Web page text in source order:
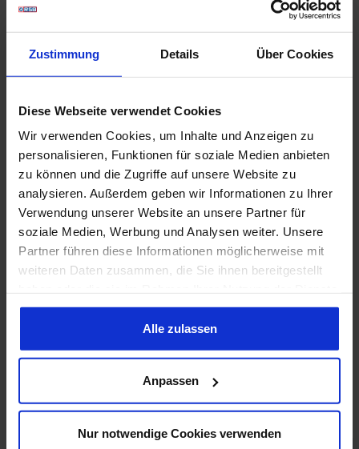
Zustimmung Details Über Cookies
Diese Webseite verwendet Cookies
Wir verwenden Cookies, um Inhalte und Anzeigen zu
personalisieren, Funktionen für soziale Medien anbieten
zu können und die Zugriffe auf unsere Website zu
analysieren. Außerdem geben wir Informationen zu Ihrer
Verwendung unserer Website an unsere Partner für
soziale Medien, Werbung und Analysen weiter. Unsere
Partner führen diese Informationen möglicherweise mit
weiteren Daten zusammen, die Sie ihnen bereitgestellt
gesammelt haben. Sie geben Einwilligung zu unseren
Cookies, wenn Sie unsere Webseite weiterhin nutzen.
Alle zulassen
Anpassen
Nur notwendige Cookies verwenden
Verdeckzüge 69-70 660mm mit
Prod.-Nr.: 701280
Nippel Ersetzt Originalteil Lieferumfang:
Verdeckgestänge
47,95 €*
Dichtung Verdeck, 69-70
Prod.-Nr.: 701186
Hersteller:Daniel Carpenter
Ersetzt Originalteil Sehr gute Qualität
Einbauort: Verdeckgestänge
219,98 €*